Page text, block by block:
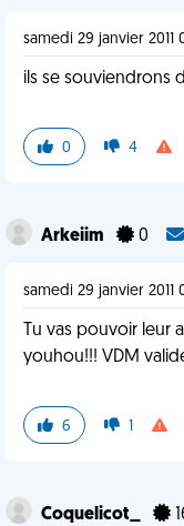
samedi 29 janvier 2011
ils se souviendrons
0 4
Arkeiim 0
samedi 29 janvier 2011
Tu vas pouvoir leur
youhou!!! VDM
6 1
Coquelicot_